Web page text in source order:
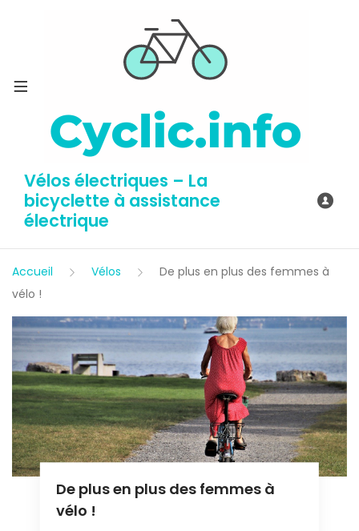
Vélos électriques – La
bicyclette à assistance
électrique
Accueil Vélos
De plus en plus des femmes à
vélo !
De plus en plus des femmes à
vélo !